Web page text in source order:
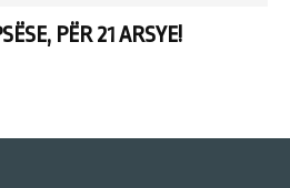
PËR 21 ARSYE!